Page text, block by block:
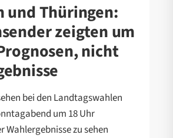
und Thüringen:
zeigten um
nicht
bei den Landtagswahlen
um 18 Uhr
Wahlergebnisse zu sehen